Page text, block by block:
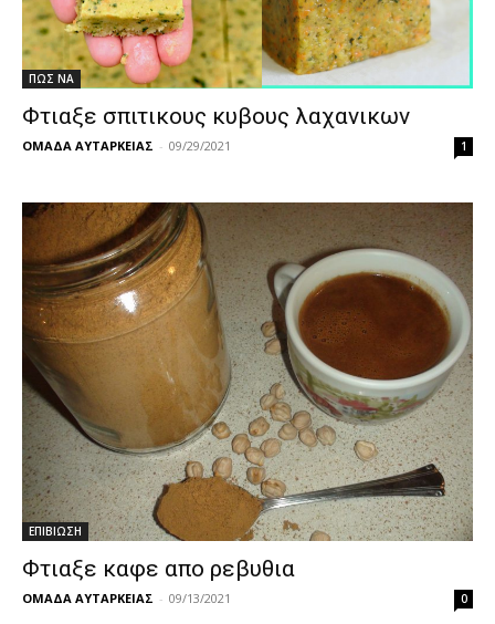
ΠΩΣ ΝΑ
Φτιαξε σπιτικους κυβους λαχανικων
ΟΜΑΔΑ ΑΥΤΑΡΚΕΙΑΣ - 09/29/2021 1
ΕΠΙΒΙΩΣΗ
Φτιαξε καφε απο ρεβυθια
ΟΜΑΔΑ ΑΥΤΑΡΚΕΙΑΣ - 09/13/2021 0